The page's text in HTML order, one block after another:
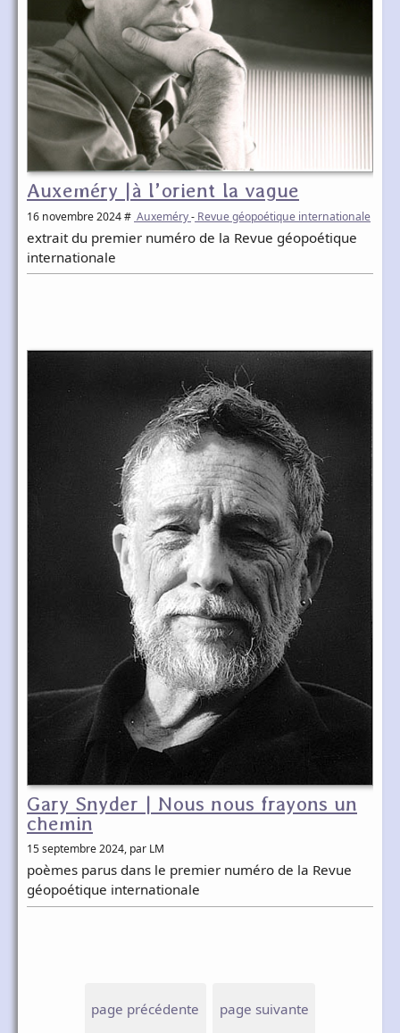
Auxeméry |à l’orient la vague
16 novembre 2024# Auxeméry- Revue géopoétique internationale
extrait du premier numéro de la Revue géopoétique
internationale
Gary Snyder | Nous nous frayons un
chemin
15 septembre 2024, par LM
poèmes parus dans le premier numéro de la Revue
géopoétique internationale
page précédente page suivante